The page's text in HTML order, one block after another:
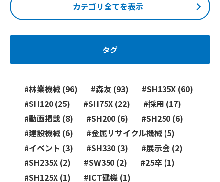
カテゴリ全てを表示
タグ
#林業機械 (96) #森友 (93)
#SH135X (60)
#SH120 (25)
#SH75X (22)
#採用 (17)
#動画掲載 (8)
#SH200 (6)
#SH250 (6)
#建設機械 (6)
#金属リサイクル機械 (5)
#イベント (3)
#SH330 (3)
#展示会 (2)
#SH235X (2)
#SW350 (2)
#25卒 (1)
#SH125X (1)
#ICT建機 (1)